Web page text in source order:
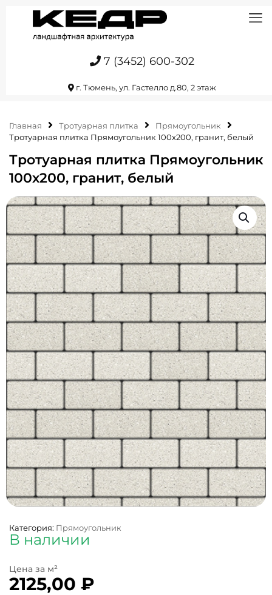
7 (3452) 600-302
г. Тюмень, ул. Гастелло д.80, 2 этаж
Главная Тротуарная плитка
Прямоугольник
Тротуарная плитка Прямоугольник 100х200, гранит, белый
Тротуарная плитка Прямоугольник
100х200, гранит, белый
Категория: Прямоугольник
В наличии
2125,00 ₽